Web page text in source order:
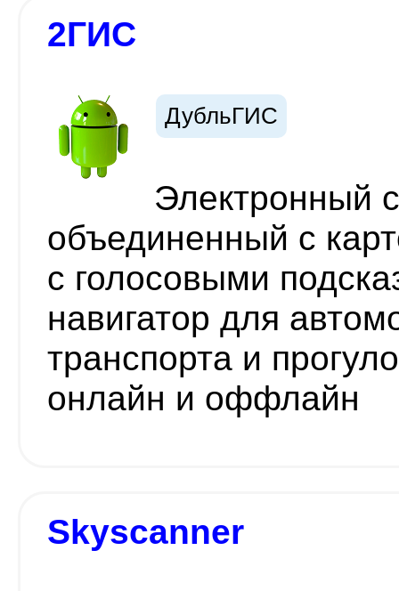
2ГИС
ДубльГИС
Электронный
объединенный с
с голосовыми
навигатор для
транспорта и
онлайн и оффлайн
Skyscanner